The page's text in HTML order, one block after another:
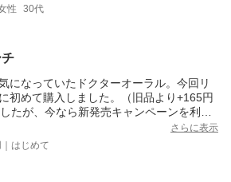
性
30代
になっていたドクターオーラル。今回リ
初めて購入しました。（旧品より+165円
たが、今なら新発売キャンペーンを利用
きることが後押しとなりました！）
とはできないのですが、旧品の購入を踏
さらに表示
はじめて